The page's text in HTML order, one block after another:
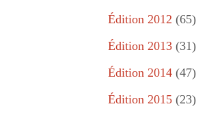
Édition 2012 (65)
Édition 2013 (31)
Édition 2014 (47)
Édition 2015 (23)